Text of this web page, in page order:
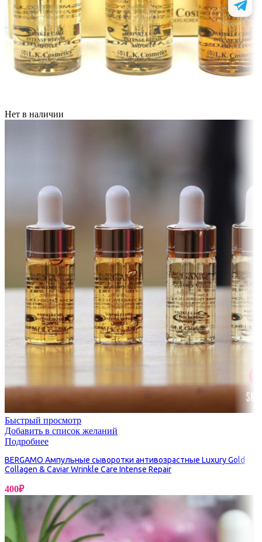
Нет в наличии
Быстрый просмотр
Добавить в список желаний
Подробнее
BERGAMO Ампульные сыворотки антивозрастные Luxury Gold
Collagen & Caviar Wrinkle Care Intense Repair
400₽